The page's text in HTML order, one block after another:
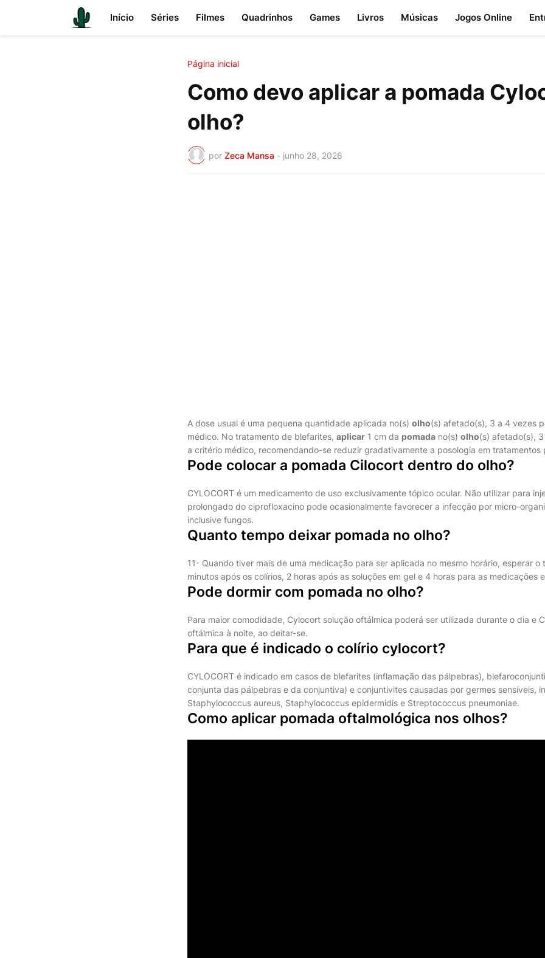
Início Séries Filmes Quadrinhos Games Livros Músicas Jogos Online
Página inicial
Como devo aplicar a pomada
olho?
por Zeca Mansa - junho 28, 2026
A dose usual é uma pequena quantidade aplicada no(s) olho(s) afetado(s), 3 a 4 vezes
médico. No tratamento de blefarites, aplicar 1 cm da pomada no(s) olho(s) afetado(s),
a critério médico, recomendando-se reduzir gradativamente a posologia em tratamentos
Pode colocar a pomada Cilocort dentro do olho?
CYLOCORT é um medicamento de uso exclusivamente tópico ocular. Não utilizar para
prolongado do ciprofloxacino pode ocasionalmente favorecer a infecção por micro-
inclusive fungos.
Quanto tempo deixar pomada no olho?
11- Quando tiver mais de uma medicação para ser aplicada no mesmo horário, esperar o
minutos após os colírios, 2 horas após as soluções em gel e 4 horas para as medicações
Pode dormir com pomada no olho?
Para maior comodidade, Cylocort solução oftálmica poderá ser utilizada durante o dia e
oftálmica à noite, ao deitar-se.
Para que é indicado o colírio cylocort?
CYLOCORT é indicado em casos de blefarites (inflamação das pálpebras),
conjunta das pálpebras e da conjuntiva) e conjuntivites causadas por germes sensíveis,
Staphylococcus aureus, Staphylococcus epidermidis e Streptococcus pneumoniae.
Como aplicar pomada oftalmológica nos olhos?